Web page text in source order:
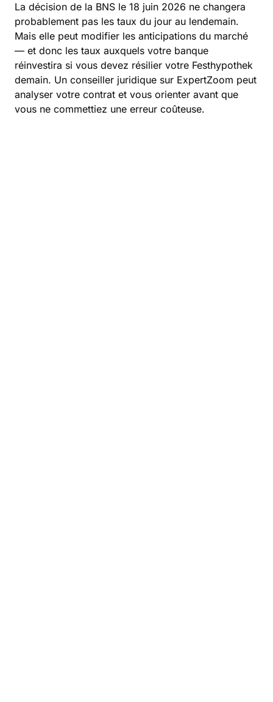
La décision de la BNS le 18 juin 2026 ne changera
probablement pas les taux du jour au lendemain.
Mais elle peut modifier les anticipations du marché
— et donc les taux auxquels votre banque
réinvestira si vous devez résilier votre Festhypothek
demain. Un conseiller juridique sur ExpertZoom peut
analyser votre contrat et vous orienter avant que
vous ne commettiez une erreur coûteuse.